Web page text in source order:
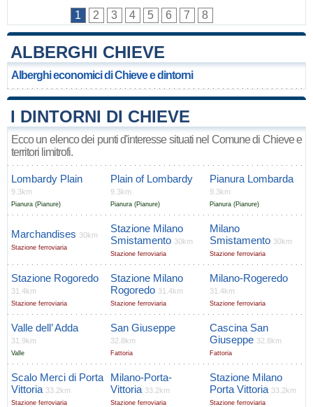
1
2 3 4 5 6 7 8
ALBERGHI CHIEVE
Alberghi economici di Chieve e dintorni
I DINTORNI DI CHIEVE
Ecco un elenco dei punti d'interesse situati nel Comune di Chieve e
territori limitrofi.
Lombardy Plain
9.3km
Pianura (Pianure)
Plain of Lombardy
9.3km
Pianura (Pianure)
Pianura Lombarda
9.3km
Pianura (Pianure)
Marchandises 30km
Stazione ferroviaria
Stazione Milano
Smistamento 30km
Stazione ferroviaria
Milano
Smistamento 30km
Stazione ferroviaria
Stazione Rogoredo
31.4km
Stazione ferroviaria
Stazione Milano
Rogoredo 31.4km
Stazione ferroviaria
Milano-Rogeredo
31.4km
Stazione ferroviaria
Valle dell’ Adda
31.9km
Valle
San Giuseppe
32.8km
Fattoria
Cascina San
Giuseppe 32.8km
Fattoria
Scalo Merci di Porta
Vittoria 33.2km
Stazione ferroviaria
Milano-Porta-
Vittoria 33.2km
Stazione ferroviaria
Stazione Milano
Porta Vittoria 33.2km
Stazione ferroviaria